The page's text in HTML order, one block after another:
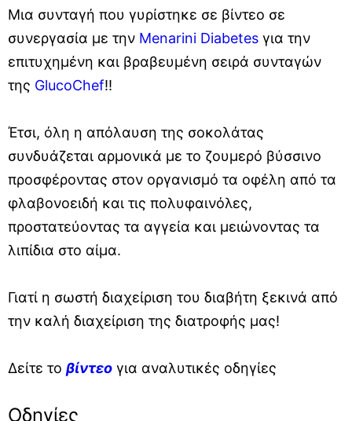
Μια συνταγή που γυρίστηκε σε βίντεο σε
συνεργασία με την Menarini Diabetes για την
επιτυχημένη και βραβευμένη σειρά συνταγών
της GlucoChef!!
Έτσι, όλη η απόλαυση της σοκολάτας
συνδυάζεται αρμονικά με το ζουμερό βύσσινο
προσφέροντας στον οργανισμό τα οφέλη από τα
φλαβονοειδή και τις πολυφαινόλες,
προστατεύοντας τα αγγεία και μειώνοντας τα
λιπίδια στο αίμα.
Γιατί η σωστή διαχείριση του διαβήτη ξεκινά από
την καλή διαχείριση της διατροφής μας!
Δείτε το βίντεο για αναλυτικές οδηγίες
Οδηγίες